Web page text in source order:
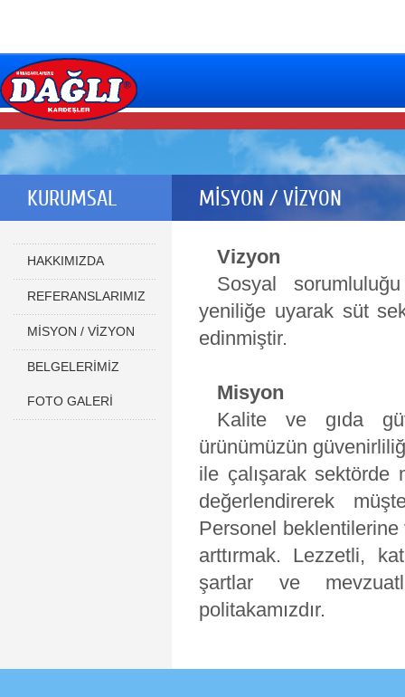
KURUMSAL
HAKKIMIZDA
REFERANSLARIMIZ
MİSYON / VİZYON
BELGELERİMİZ
FOTO GALERİ
MİSYON / VİZYON
Vizyon
Sosyal
yeniliğe uyarak süt
edinmiştir.
Misyon
Kalite ve gıda
ürünümüzün
ile çalışarak sektörde
değerlendirerek
Personel
arttırmak. Lezzetli,
şartlar ve
politakamızdır.